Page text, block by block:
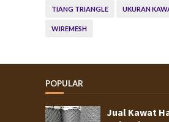
TIANG TRIANGLE UKURAN
WIREMESH
POPULAR
Jual Kawat